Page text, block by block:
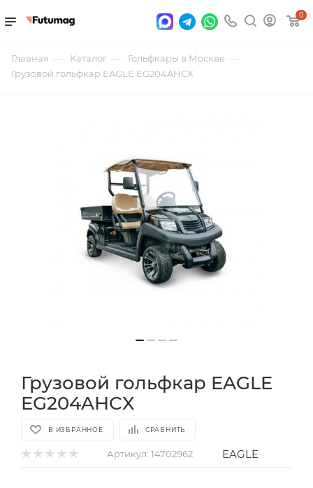
0
Главная — Каталог — Гольфкары в Москве —
Грузовой гольфкар EAGLE EG204AHCX
Грузовой гольфкар EAGLE
EG204AHCX
В ИЗБРАННОЕ СРАВНИТЬ
Артикул: 14702962 EAGLE